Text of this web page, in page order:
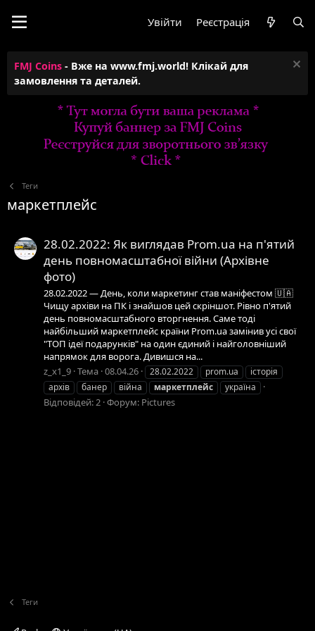
Увійти Реєстрація
FMJ Coins - Вже на www.fmj.world! Клікай для
замовлення та деталей.
Теги
маркетплейс
28.02.2022: Як виглядав Prom.ua на п'ятий
день повномасштабної війни (Архівне
фото)
28.02.2022 — День, коли маркетинг став маніфестом 🇺🇦
Чищу архіви на ПК і знайшов цей скріншот. Рівно п'ятий
день повномасштабного вторгнення. Саме тоді
найбільший маркетплейс країни Prom.ua замінив усі свої
"ТОП ідеї подарунків" на один єдиний і найголовніший
напрямок для ворога. Дивишся на...
z_x1_9 Тема 08.04.26 28.02.2022 prom.ua
історія
архів
банер війна маркетплейс україна
Відповідей: 2 Форум: Pictures
Теги